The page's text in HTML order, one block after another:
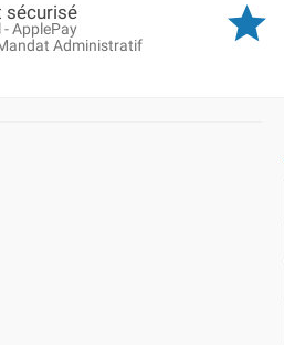
sécurisé
- ApplePay
Administratif